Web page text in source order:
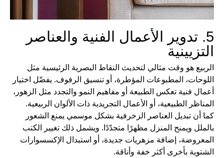
5. تدوير الأعمال الفنية والعناصر
التزيينية
الربيع هو وقت مثالي لتحديث النقاط البصرية الرئيسية مثل
اللوحات، المطبوعات المؤطرة، أو تنسيق الرفوف. يفضّل اختيار
أعمال فنية تعكس الطبيعة أو مفاهيم النمو والتجدد مثل الزهور،
المناظر الطبيعية، أو الأعمال التجريدية ذات الألوان الربيعية.
كما أن تبديل العناصر الزخرفية بشكل موسمي يمنع الشعور
بالملل ويمنح المنزل مظهرًا متجدّدًا. ويشمل ذلك تغيير الكتب
المعروضة، إضافة مزهريات جديدة، أو استبدال الإكسسوارات
الشتوية بأخرى أكثر خفة وأناقة.